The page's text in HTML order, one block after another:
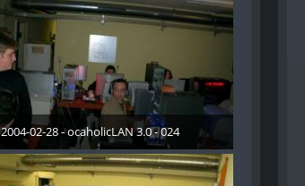
2004-02-28 - ocaholicLAN 3.0 - 024
19. Mai 2015